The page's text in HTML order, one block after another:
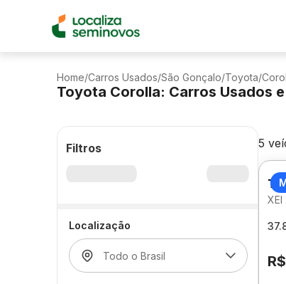
Home/Carros Usados/São Gonçalo/Toyota/
Toyota Corolla: Carros Usados
Filtros
Localização
5
XEI